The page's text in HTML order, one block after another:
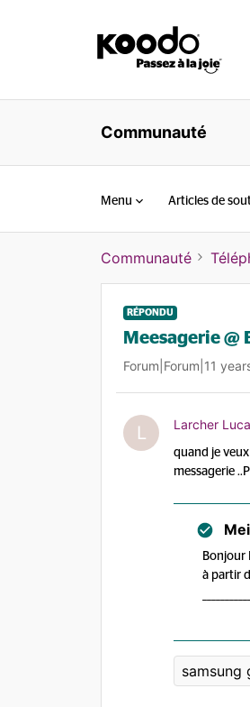
Communauté
Menu Articles de
Communauté
RÉPONDU
Meesagerie @
Forum|Forum|11
L Larcher
quand je
messagerie
Bonjour
à partir
samsung